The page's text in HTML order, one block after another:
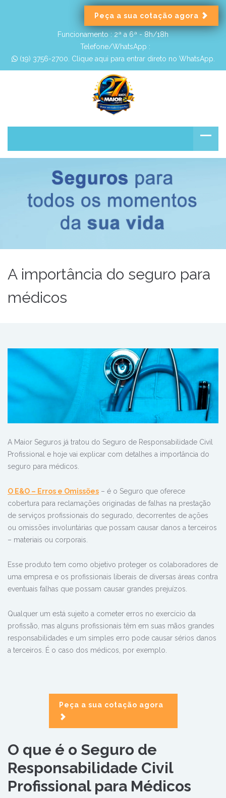
Peça a sua cotação agora
Funcionamento :2ª a 6ª - 8h/18h
Telefone/WhatsApp :
(19) 3756-2700. Clique aqui para entrar direto no WhatsApp.
A importância do seguro para
médicos
A Maior Seguros já tratou do Seguro de Responsabilidade Civil
Profissional e hoje vai explicar com detalhes a importância do
seguro para médicos.
O E&O – Erros e Omissões – é o Seguro que oferece
cobertura para reclamações originadas de falhas na prestação
de serviços profissionais do segurado, decorrentes de ações
ou omissões involuntárias que possam causar danos a terceiros
– materiais ou corporais.
Esse produto tem como objetivo proteger os colaboradores de
uma empresa e os profissionais liberais de diversas áreas contra
eventuais falhas que possam causar grandes prejuízos.
Qualquer um está sujeito a cometer erros no exercício da
profissão, mas alguns profissionais têm em suas mãos grandes
responsabilidades e um simples erro pode causar sérios danos
a terceiros. É o caso dos médicos, por exemplo.
Peça a sua cotação agora
O que é o Seguro de
Responsabilidade Civil
Profissional para Médicos